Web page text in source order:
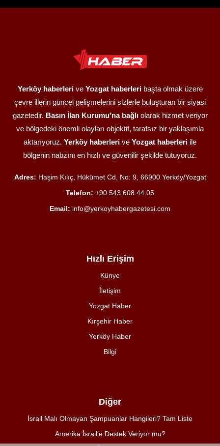
Yerköy haberlerive Yozgat haberleribaşta olmak üzere
çevre illerin güncel gelişmelerini sizlerle buluşturan bir siyasi
gazetedir. Basın İlan Kurumu'na bağlıolarak hizmet veriyor
ve bölgedeki önemli olayları objektif, tarafsız bir yaklaşımla
aktarıyoruz. Yerköy haberleri ve Yozgat haberleri ile
bölgenin nabzını en hızlı ve güvenilir şekilde tutuyoruz.
Adres: Haşim Kılıç, Hükümet Cd. No: 9, 66900 Yerköy/Yozgat
Telefon: +90 543 608 44 05
Email: info@yerkoyhabergazetesi.com
Hızlı Erişim
Künye
İletişim
Yozgat Haber
Kırşehir Haber
Yerköy Haber
Bilgi
Diğer
İsrail Malı Olmayan Şampuanlar Hangileri? Tam Liste
Amerika İsrail’e Destek Veriyor mu?